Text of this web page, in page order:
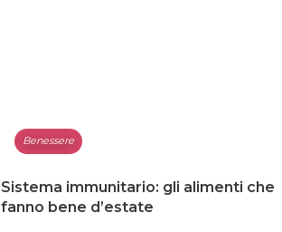
Benessere
Sistema immunitario: gli alimenti che
fanno bene d’estate